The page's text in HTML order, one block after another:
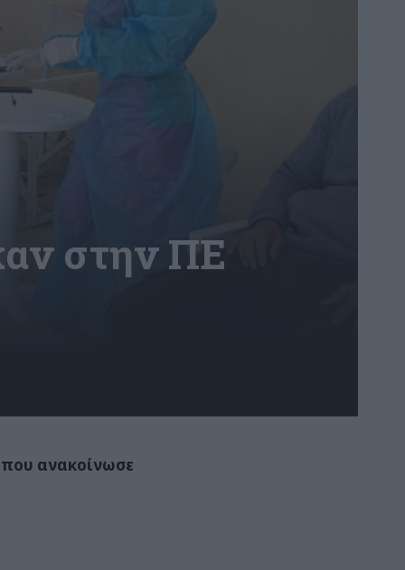
στην ΠΕ
ανακοίνωσε